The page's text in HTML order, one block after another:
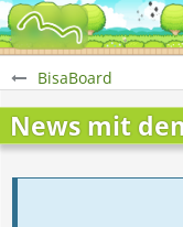
BisaBoard
News mit